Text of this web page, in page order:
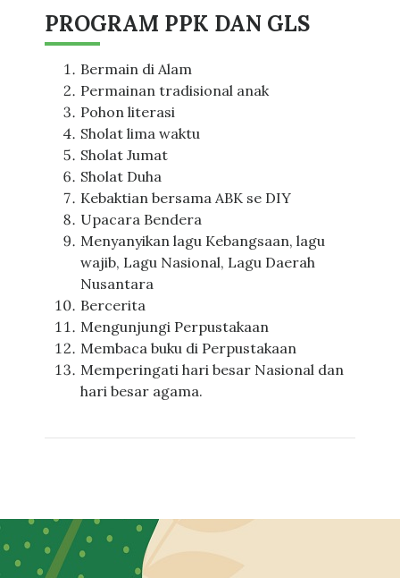
PROGRAM PPK DAN GLS
Bermain di Alam
Permainan tradisional anak
Pohon literasi
Sholat lima waktu
Sholat Jumat
Sholat Duha
Kebaktian bersama ABK se DIY
Upacara Bendera
Menyanyikan lagu Kebangsaan, lagu
wajib, Lagu Nasional, Lagu Daerah
Nusantara
Bercerita
Mengunjungi Perpustakaan
Membaca buku di Perpustakaan
Memperingati hari besar Nasional dan
hari besar agama.